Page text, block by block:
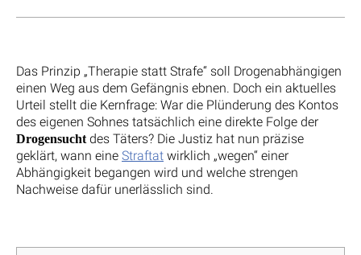
Das Prinzip „Therapie statt Strafe“ soll Drogenabhängigen
einen Weg aus dem Gefängnis ebnen. Doch ein aktuelles
Urteil stellt die Kernfrage: War die Plünderung des Kontos
des eigenen Sohnes tatsächlich eine direkte Folge der
Drogensucht des Täters? Die Justiz hat nun präzise
geklärt, wann eine Straftat wirklich „wegen“ einer
Abhängigkeit begangen wird und welche strengen
Nachweise dafür unerlässlich sind.